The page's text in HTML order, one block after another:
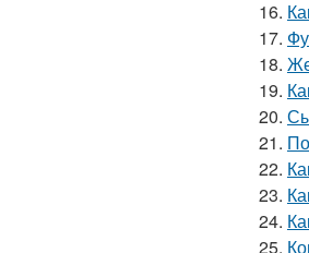
16.
17.
18.
19.
20.
21.
22.
23.
24.
25.